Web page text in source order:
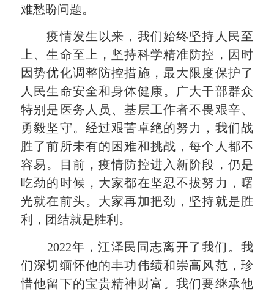
难愁盼问题。
疫情发生以来，我们始终坚持人民至
上、生命至上，坚持科学精准防控，因时
因势优化调整防控措施，最大限度保护了
人民生命安全和身体健康。广大干部群众
特别是医务人员、基层工作者不畏艰辛、
勇毅坚守。经过艰苦卓绝的努力，我们战
胜了前所未有的困难和挑战，每个人都不
容易。目前，疫情防控进入新阶段，仍是
吃劲的时候，大家都在坚忍不拔努力，曙
光就在前头。大家再加把劲，坚持就是胜
利，团结就是胜利。
2022年，江泽民同志离开了我们。我
们深切缅怀他的丰功伟绩和崇高风范，珍
惜他留下的宝贵精神财富。我们要继承他